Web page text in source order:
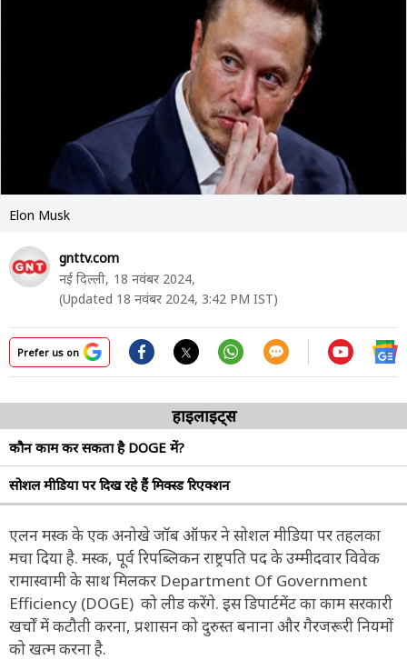
Elon Musk
gnttv.com
नई दिल्ली, 18 नवंबर 2024,
(Updated 18 नवंबर 2024, 3:42 PM IST)
Prefer us on
हाइलाइट्स
कौन काम कर सकता है DOGE में?
सोशल मीडिया पर दिख रहे हैं मिक्स्ड रिएक्शन
एलन मस्क के एक अनोखे जॉब ऑफर ने सोशल मीडिया पर तहलका
मचा दिया है. मस्क, पूर्व रिपब्लिकन राष्ट्रपति पद के उम्मीदवार विवेक
रामास्वामी के साथ मिलकर Department Of Government
Efficiency (DOGE) को लीड करेंगे. इस डिपार्टमेंट का काम सरकारी
खर्चों में कटौती करना, प्रशासन को दुरुस्त बनाना और गैरजरूरी नियमों
को खत्म करना है.